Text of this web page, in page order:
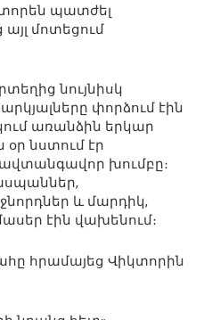
պատժել
այլ մոտեցում
նույնիսկ
փորձում էին
առանձին երկար
նստում էր
խումբը։
և մարդիկ,
էին վախենում։
հրամայեց Վիկտորին